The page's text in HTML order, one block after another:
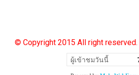
© Copyright 2015 All right
ผู้เข้าชมวันนี้